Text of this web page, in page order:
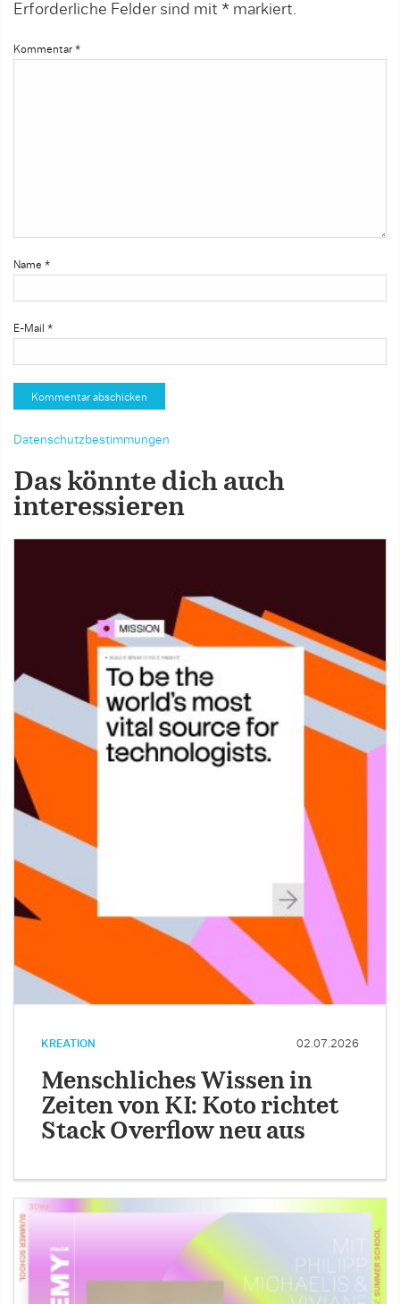
Erforderliche Felder sind mit * markiert.
Kommentar *
Name *
E-Mail *
Datenschutzbestimmungen
Das könnte dich auch
interessieren
KREATION 02.07.2026
Menschliches Wissen in
Zeiten von KI: Koto richtet
Stack Overflow neu aus